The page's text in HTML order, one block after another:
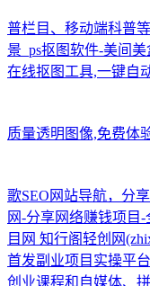
普栏目、移动端科普等
景_ps抠图软件-美间美
在线抠图工具,一键自
质量透明图像,免费体
歌SEO网站导航，分
网-分享网络赚钱项目
目网 知行阁轻创网
首发副业项目实操平
创业课程和自媒体、